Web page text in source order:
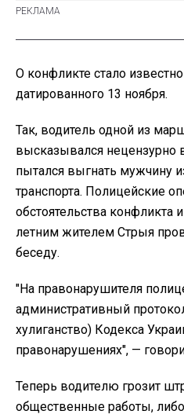
О конфликте стало
датированного 13 ноября.
Так, водитель одной из
высказывался нецензурно
пытался выгнать мужчину
транспорта. Полицейские
обстоятельства конфликта
летним жителем Стрыя
беседу.
"На правонарушителя
административный
хулиганство) Кодекса
правонарушениях", —
Теперь водителю грозит
общественные работы,